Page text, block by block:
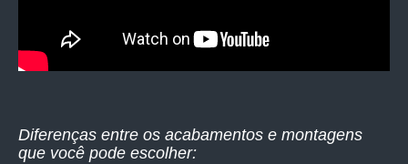
Diferenças entre os acabamentos e montagens
que você pode escolher: